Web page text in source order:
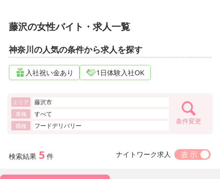
藤沢の女性バイト・求人一覧
神奈川の人気の条件から求人を探す
入社祝い金あり 1日体験入社OK
エリア 藤沢市
業種 すべて
職種 フードデリバリー 条件変更
検索結果 5 件 ナイトワーク求人